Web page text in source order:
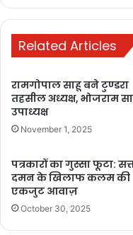
मिलेगा।
Related Articles
रामगोपाल साहू बने टुण्डरा
तहसील अध्यक्ष, भोजराम
उपाध्यक्ष
November 1, 2025
पत्रकारों का गुस्सा फूटा:
दमन के खिलाफ कलम की
एकजुट आवाज़
October 30, 2025